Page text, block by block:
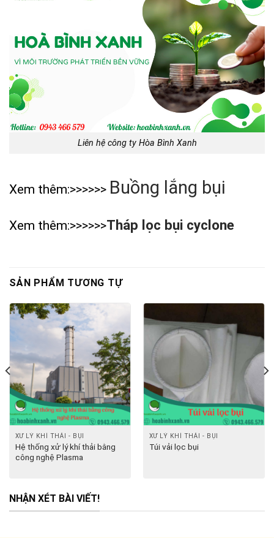
Liên hệ công ty Hòa Bình Xanh
Xem thêm:>>>>>> Buồng lắng bụi
Xem thêm:>>>>>>Tháp lọc bụi cyclone
SẢN PHẨM TƯƠNG TỰ
XỬ LÝ KHÍ THẢI - BỤI
Hệ thống xử lý khí thải bằng
công nghệ Plasma
XỬ LÝ KHÍ THẢI - BỤI
Túi vải lọc bụi
NHẬN XÉT BÀI VIẾT!